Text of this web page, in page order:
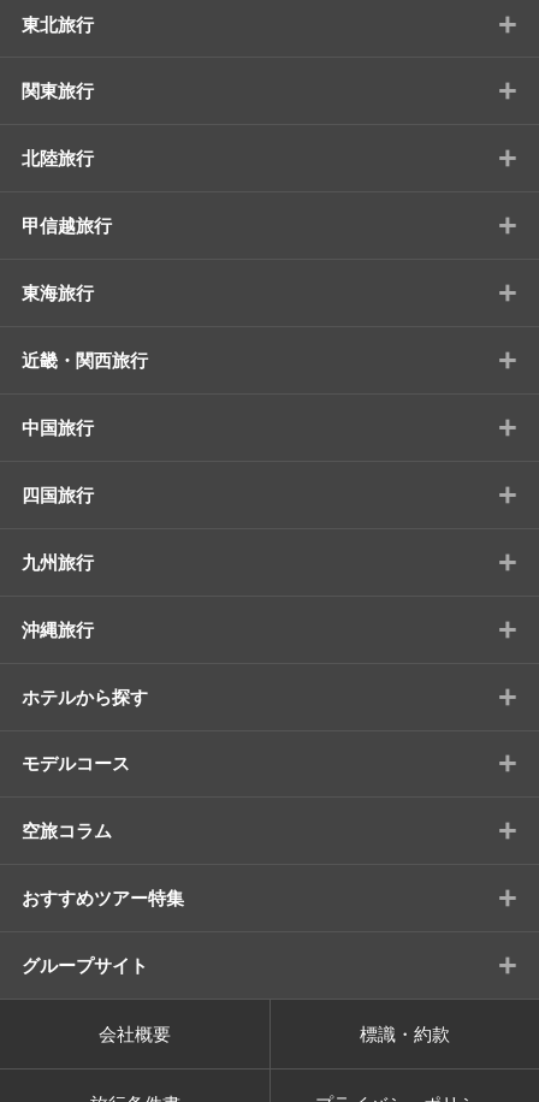
東北旅行 +
関東旅行 +
北陸旅行 +
甲信越旅行 +
東海旅行 +
近畿・関西旅行 +
中国旅行 +
四国旅行 +
九州旅行 +
沖縄旅行 +
ホテルから探す +
モデルコース +
空旅コラム +
おすすめツアー特集 +
グループサイト +
会社概要 標識・約款